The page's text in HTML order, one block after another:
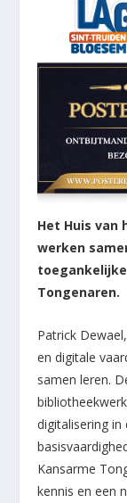
Het Huis van
werken
Tongenaren.
Patrick
en digitale
samen leren.
digitalisering
Kansarme
kennis en een